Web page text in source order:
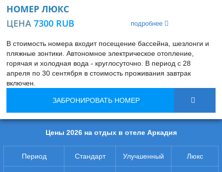
НОМЕР ЛЮКC
ЦЕНА 7300 RUB подробнее
В стоимость номера входит посещение бассейна, шезлонги и
пляжные зонтики. Автономное электрическое отопление,
горячая и холодная вода - круглосуточно. В период с 28
апреля по 30 сентября в стоимость проживания завтрак
включен.
ЗАБРОНИРОВАТЬ НОМЕР
Цены 2026 на отдых в отеле Аркадия
Период Стандарт Улучшенный Люкс